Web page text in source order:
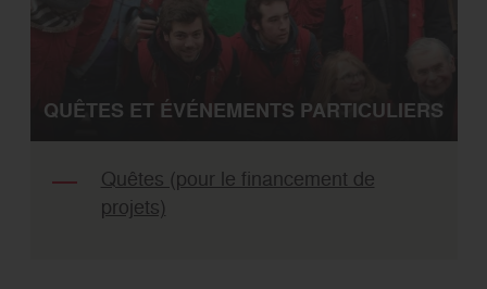
QUÊTES ET ÉVÉNEMENTS PARTICULIERS
Quêtes (pour le financement de
projets)